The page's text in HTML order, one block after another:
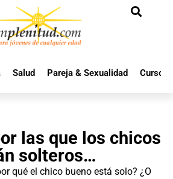
Salud Pareja & Sexualidad Cursos
las que los chicos
solteros…
qué el chico bueno está solo? ¿O